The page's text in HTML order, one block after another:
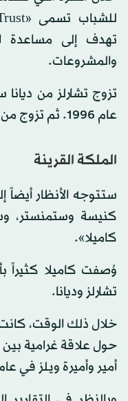
تهدف إلى مساعدة
والمشروعات.
عام 1996. ثم تزوج من كاميلا باركر بولز في عام 2005.
الملكة القرينة
ستتوجه الأنظار أيضاً
كنيسة وستمنستر،
كاميلا».
وُصفت كاميلا كثيراً
تشارلز وديانا.
خلال ذلك الوقت،
حول علاقة غرامية بين
أمير وأميرة ويلز في عام